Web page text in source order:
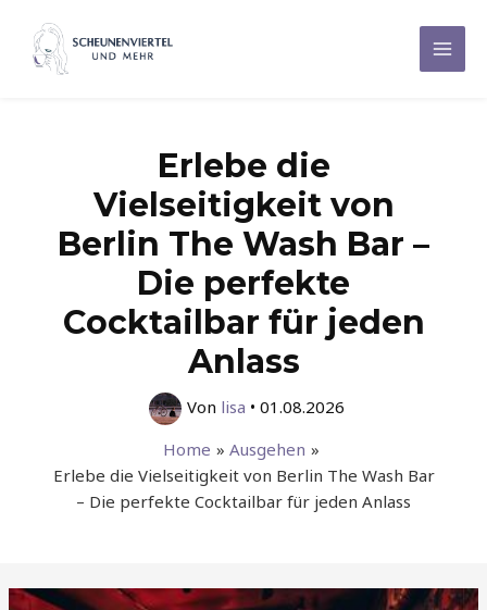
Inhalt
springen
Main
Erlebe die
Vielseitigkeit von
Berlin The Wash Bar –
Die perfekte
Cocktailbar für jeden
Anlass
Von lisa • 01.08.2026
Home
Ausgehen
Erlebe die Vielseitigkeit von Berlin The Wash Bar
– Die perfekte Cocktailbar für jeden Anlass